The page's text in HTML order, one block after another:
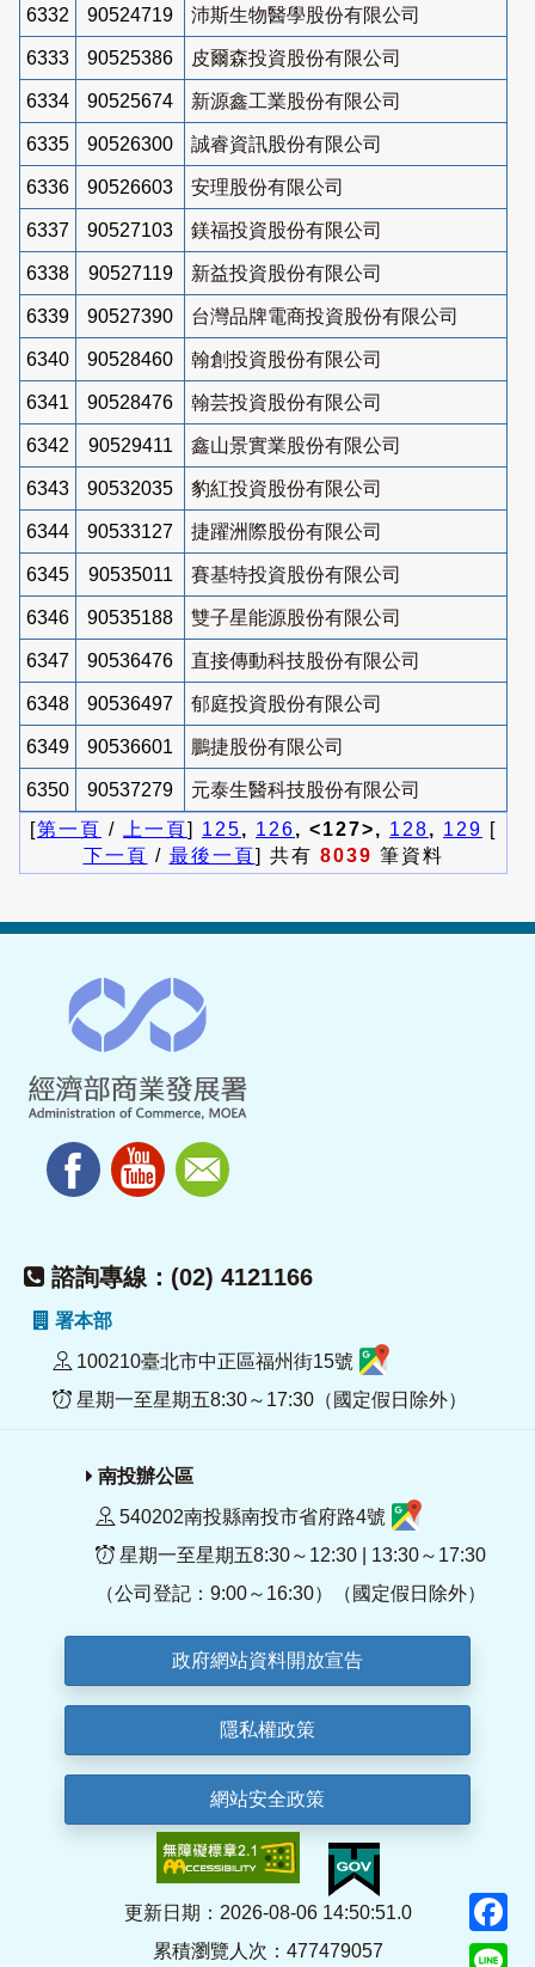
6332 90524719 沛斯生物醫學股份有限公司
6333 90525386 皮爾森投資股份有限公司
6334 90525674 新源鑫工業股份有限公司
6335 90526300 誠睿資訊股份有限公司
6336 90526603 安理股份有限公司
6337 90527103 鎂福投資股份有限公司
6338 90527119 新益投資股份有限公司
6339 90527390 台灣品牌電商投資股份有限公司
6340 90528460 翰創投資股份有限公司
6341 90528476 翰芸投資股份有限公司
6342 90529411 鑫山景實業股份有限公司
6343 90532035 豹紅投資股份有限公司
6344 90533127 捷躍洲際股份有限公司
6345 90535011 賽基特投資股份有限公司
6346 90535188 雙子星能源股份有限公司
6347 90536476 直接傳動科技股份有限公司
6348 90536497 郁庭投資股份有限公司
6349 90536601 鵬捷股份有限公司
6350 90537279
元泰生醫科技股份有限公司
[第一頁 / 上一頁] 125, 126, <127>, 128, 129 [
下一頁 / 最後一頁] 共有 8039 筆資料
諮詢專線：(02) 4121166
署本部
100210臺北市中正區福州街15號
星期一至星期五8:30～17:30（國定假日除外）
南投辦公區
540202南投縣南投市省府路4號
星期一至星期五8:30～12:30 | 13:30～17:30
（公司登記：9:00～16:30）（國定假日除外）
政府網站資料開放宣告
隱私權政策
網站安全政策
更新日期：2026-08-06 14:50:51.0
累積瀏覽人次：477479057